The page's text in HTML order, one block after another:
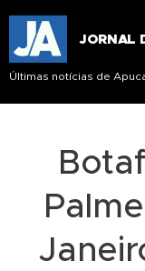
JORNAL
Últimas notícias de